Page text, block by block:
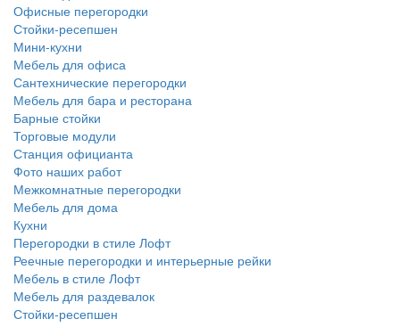
Офисные перегородки
Стойки-ресепшен
Мини-кухни
Мебель для офиса
Сантехнические перегородки
Мебель для бара и ресторана
Барные стойки
Торговые модули
Станция официанта
Фото наших работ
Межкомнатные перегородки
Мебель для дома
Кухни
Перегородки в стиле Лофт
Реечные перегородки и интерьерные рейки
Мебель в стиле Лофт
Мебель для раздевалок
Стойки-ресепшен